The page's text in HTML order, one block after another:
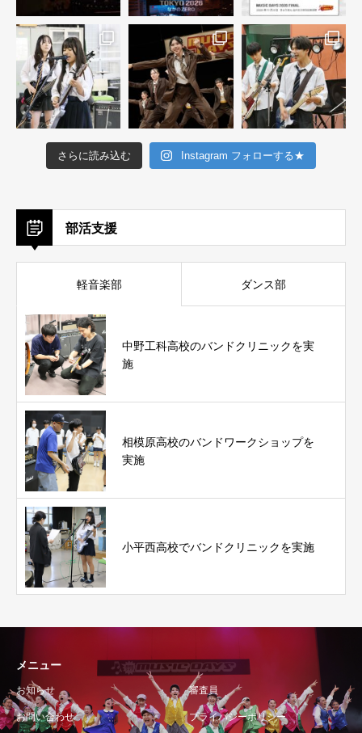
さらに読み込む Instagram フォローする★
部活支援
軽音楽部 ダンス部
中野工科高校のバンドクリニックを実
施
相模原高校のバンドワークショップを
実施
小平西高校でバンドクリニックを実施
メニュー
お知らせ 審査員
お問い合わせ プライバシーポリシー